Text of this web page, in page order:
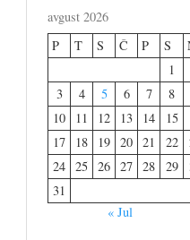
avgust 2026
P
T S Č P S
1
3
4 5 6 7 8
10
11 12 13 14 15
17
18 19 20 21 22
24 25 26 27 28 29
31
« Jul